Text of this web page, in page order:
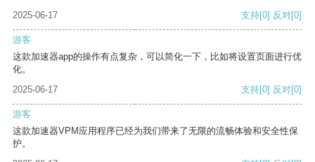
2025-06-17 支持[0] 反对[0]
游客
这款加速器app的操作有点复杂，可以简化一下，比如将设置页面进行优
化。
2025-06-17
支持[0] 反对[0]
游客
这款加速器VPM应用程序已经为我们带来了无限的流畅体验和安全性保
护。